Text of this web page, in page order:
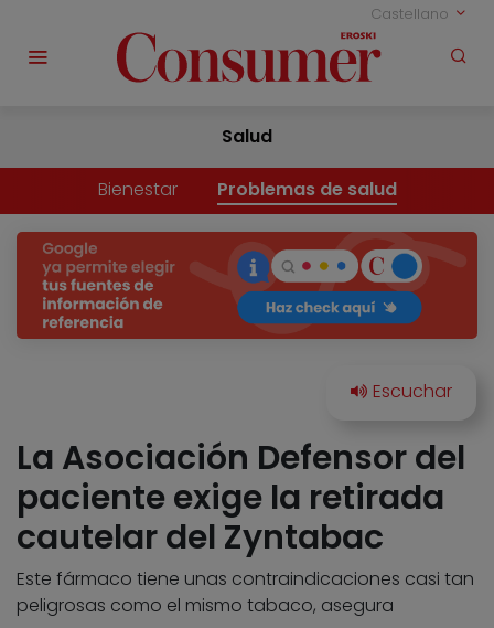
Castellano
Salud
Bienestar Problemas de salud
La Asociación Defensor del
paciente exige la retirada
cautelar del Zyntabac
Este fármaco tiene unas contraindicaciones casi tan
peligrosas como el mismo tabaco, asegura